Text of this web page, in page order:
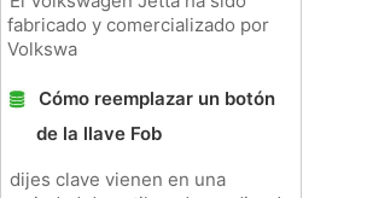
fabricado y comercializado por
Volkswa
Cómo reemplazar un botón
de la llave Fob
dijes clave vienen en una